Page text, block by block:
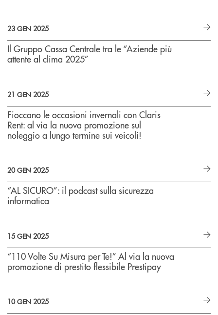
23 GEN 2025
Il Gruppo Cassa Centrale tra le “Aziende più
attente al clima 2025”
21 GEN 2025
Fioccano le occasioni invernali con Claris
Rent: al via la nuova promozione sul
noleggio a lungo termine sui veicoli!
20 GEN 2025
“AL SICURO”: il podcast sulla sicurezza
informatica
15 GEN 2025
“110 Volte Su Misura per Te!” Al via la nuova
promozione di prestito flessibile Prestipay
10 GEN 2025